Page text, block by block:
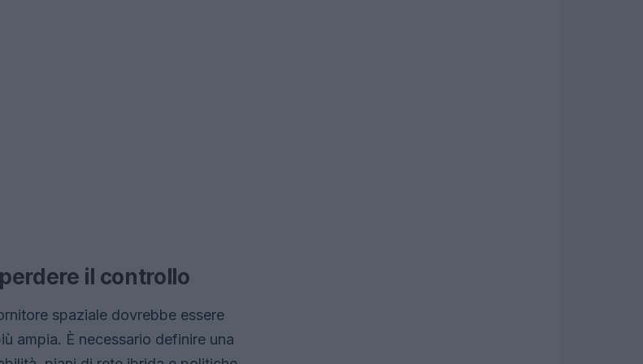
il controllo
spaziale dovrebbe essere
ampia. È necessario definire una